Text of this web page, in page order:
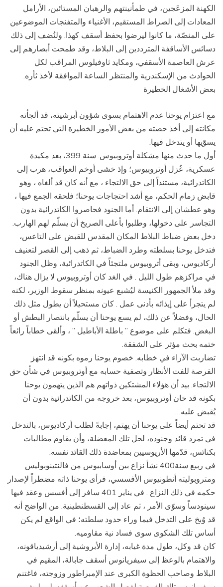
الكهنة المزعَجين، في طمأنينتهم والرهبان المستائين، الأرامل
المعادات إلى الصراط المستقيم، الأغنياء والمتفنجات الموضوعين
على المنصّة، ما كانوا ليرضوا بحفظ أسقف كهذا. ولنُضف إلى ذلك
دسائس الأساقفة المترددين إلى البلاط، وقد طمحت أبصارهم إلى
عرش العاصمة الأسقفي، ومكايد ثاوفيلوس المراقب لكل
الحوادث من الإسكندرية والمنتظر الساعة الموافقة لأخذ ثأره.
بعض الأشغال الخطيرة
مع اعتزام يوحنا عدم الاهتمام بسوى شؤون أبرشيته، قد ألجأته
مكانته إلى أخذ حصته من بعض الأمور الخطيرة التي تحتم عليه أن
يسوّيها أو يتدخل فيها.
أول ما حدث منها مشكلة أوتروبيوس. سنة 399، بعد مكيدة
عسكرية، عُزل أوتروبيوس؛ وإذ خشى أوخم العواقب، هرب إلى
الكاتدرائية، مستنداً إلى حق الالتجاء ، مع أنه كان قد ألغاه ، وهو
قابض زمام الحكم، مع أشد احتجاجات يوحنا؛ فلحقه الجمع فيها ،
وهو عطشان إلى الانتقام. أما الجنود فحاصروا الكاتدرائية بدون
التجاسر على دخولها، وطلبوا بأعلى الصريخ أن يسلّم لهم الهارب.
دخل بعض ضباط البلاط المكان المقدس للقبض على التاعس،
فتدخل يوحنا بسلطته وطرد الضباط، ثم ذهب إلى القصر لتعنيف
أركاديوس، وبقى أتروبيوس ملتجئاً في الكاتدرائية، وظل الجنود
في مراكزهم طول الليل . في الغد كان أوتروبيوس لا يزال هناك،
وقد ملأ الجمهور الكنيسة ليُشبع عيونه بمنظر سقوط الوزير، لكنه
لم يتجرأ على إيذائه بأدنى عمل . كان مستحيلاً أن يطول مثل ذلك
الحال، وفضلاً عن ذلك، لم يسع يوحنا أن يسلّم بانتصار البطش أو
البغض. فتكلم على موضوع ” باطلة الأباطيل ” ، وألقى خطاباً رائعاً
ختمه بحث مؤثر على الشفقة.
تضاربت الآراء في خطابه. خصوم يوحنا رموه بكونه قد انتهز
الفرصة للفت الأنظار وتصفية حسابه مع أوتروبيوس في شأن حق
الالتجاء. بيد أن هؤلاء المشتكين ذواتهم هم الذين يتهمون يوحنا
بكونه قد خان أوتروبيوس، بعد خروجه من الكاتدرائية بدون أن
يُقبض عليه…
قد تحتم أيضاً على يوحنا أن يهتم، إجابةً لطلب أركاديوس، بالتدخل
في تمرد قائد وجنوده، لحل تلك المعضلة، وأن يقاوم مطالبات
بكنائس، قدّمها الأريوسيين بمعاضدة ذلك القائد نفسه.
في ربيع سنة400 نشأ نزاع بين أوسابيوس من فالنتينوبوليس
ومتروبوليته أنطونيوس الأفسسي، فرأى يوحنا ذاته مضطراً لإصدار
حكمه في ذلك النزاع . في يناير 401 سافر إلى أفسس وعقد فيها
سينودساً وسوّى الأمر ، ثم عاد إلى القسطنطينية. من الواضح أنه
قد وُبخ على التدخل فيما وراء حدود سلطته؛ في الواقع لم يكن
أساس تلك الشكوى سوى فساد نية مقاوميه.
كان قد وكل، طول مدة غيابه، إدارة الأبروشية إلى أرشيدياقونه،
والاهتمام بالوعظ إلى سيفريانوس أسقف جابالة، المقيم في
البلاط وصاحب الحظوة الكبرى عند الإمبراطور وزوجته، فاغتنم